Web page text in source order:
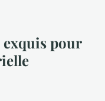
pour